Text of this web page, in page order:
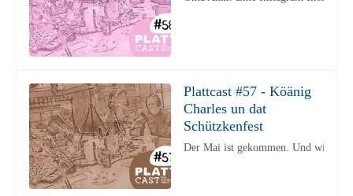
Plattcast #57 - Köänig
Charles un dat
Schützkenfest
Der Mai ist gekommen. Und wie.